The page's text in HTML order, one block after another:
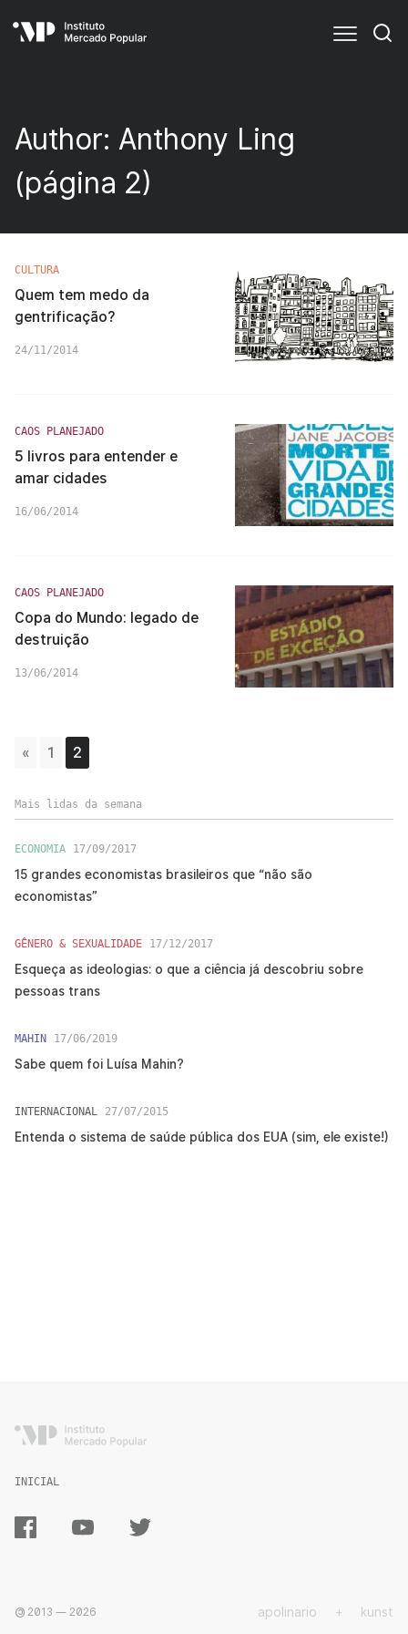
Author: Anthony Ling
(página 2)
CULTURA
Quem tem medo da
gentrificação?
24/11/2014
CAOS PLANEJADO
5 livros para entender e
amar cidades
16/06/2014
CAOS PLANEJADO
Copa do Mundo: legado de
destruição
13/06/2014
« 1 2
Mais lidas da semana
ECONOMIA 17/09/2017
15 grandes economistas brasileiros que “não são
economistas”
GÊNERO & SEXUALIDADE 17/12/2017
Esqueça as ideologias: o que a ciência já descobriu sobre
pessoas trans
MAHIN 17/06/2019
Sabe quem foi Luísa Mahin?
INTERNACIONAL 27/07/2015
Entenda o sistema de saúde pública dos EUA (sim, ele existe!)
INICIAL
2013 — 2026 apolinario + kunst